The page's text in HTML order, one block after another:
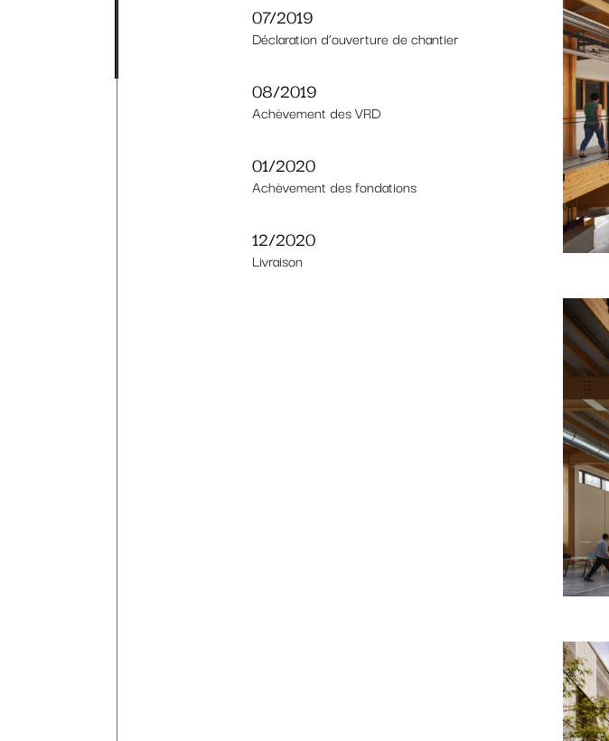
07/2019
Déclaration d’ouverture de chantier
08/2019
Achèvement des VRD
01/2020
Achèvement des fondations
12/2020
Livraison